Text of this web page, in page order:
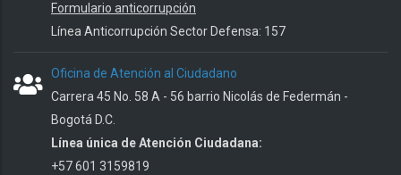
Formulario anticorrupción
Línea Anticorrupción Sector Defensa: 157
Oficina de Atención al Ciudadano
Carrera 45 No. 58 A - 56 barrio Nicolás de Federmán -
Bogotá D.C.
Línea única de Atención Ciudadana:
+57 601 3159819